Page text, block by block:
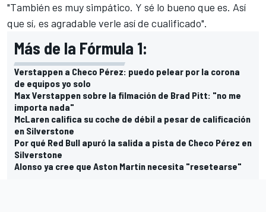
"También es muy simpático. Y sé lo bueno que es. Así
que sí, es agradable verle así de cualificado".
Más de la Fórmula 1:
Verstappen a Checo Pérez: puedo pelear por la corona
de equipos yo solo
Max Verstappen sobre la filmación de Brad Pitt: "no me
importa nada"
McLaren califica su coche de débil a pesar de calificación
en Silverstone
Por qué Red Bull apuró la salida a pista de Checo Pérez en
Silverstone
Alonso ya cree que Aston Martin necesita "resetearse"